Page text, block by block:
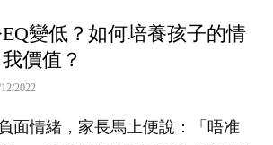
EQ變低？如何培養孩子的情
價值？
2022
面情緒，家長馬上便說：「唔准